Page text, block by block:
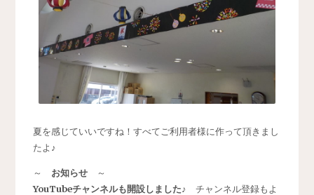
夏を感じていいですね！すべてご利用者様に作って頂きまし
たよ♪
～ お知らせ～
YouTubeチャンネルも開設しました♪ チャンネル登録もよ